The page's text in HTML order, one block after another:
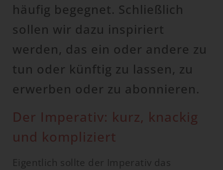
häufig begegnet. Schließlich
sollen wir dazu inspiriert
werden, das ein oder andere zu
tun oder künftig zu lassen, zu
erwerben oder zu abonnieren.
Der Imperativ: kurz, knackig
und kompliziert
Eigentlich sollte der Imperativ das